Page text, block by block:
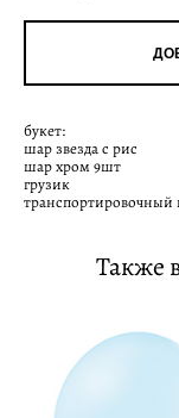
букет:
шар звезда с рис
шар хром 9шт
грузик
транспортировочный
Также